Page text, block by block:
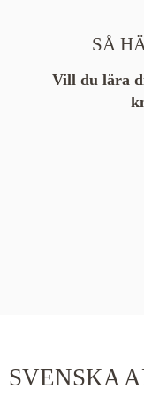
SÅ
Vill du lära
SVENSKA